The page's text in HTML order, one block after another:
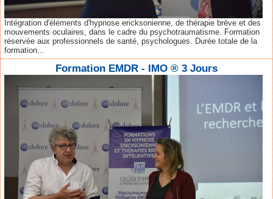
Intégration d'éléments d'hypnose ericksonienne, de thérapie brève et des
mouvements oculaires, dans le cadre du psychotraumatisme. Formation
réservée aux professionnels de santé, psychologues. Durée totale de la
formation...
Formation EMDR - IMO ® 3 Jours